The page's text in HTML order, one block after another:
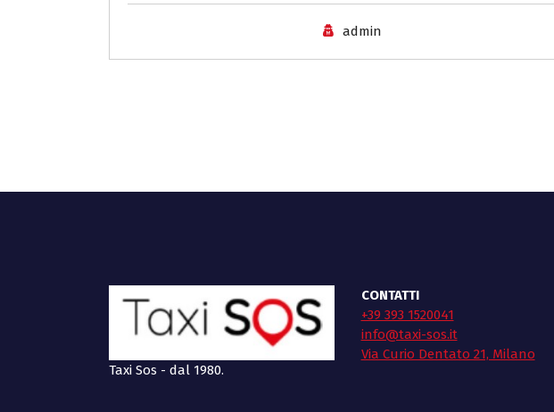
admin
Taxi Sos - dal 1980.
CONTATTI
+39 393 1520041
info@taxi-sos.it
Via Curio Dentato 21, Milano